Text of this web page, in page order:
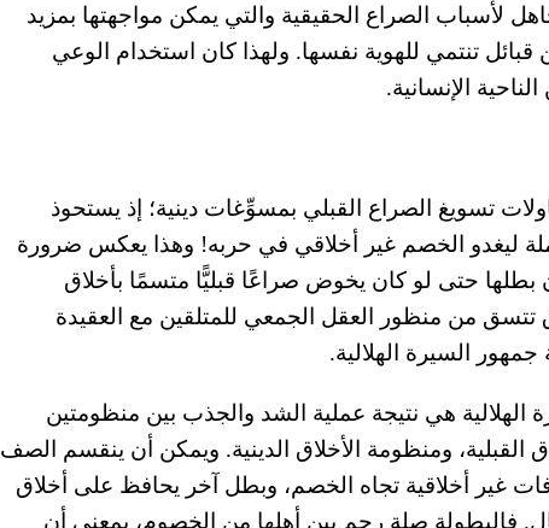
لأسباب الصراع الحقيقية والتي يمكن مواجهتها بمزيد
تنتمي للهوية نفسها. ولهذا كان استخدام الوعي
الإنسانية.
تسويغ الصراع القبلي بمسوِّغات دينية؛ إذ يستحوذ
ليغدو الخصم غير أخلاقي في حربه! وهذا يعكس ضرورة
حتى لو كان يخوض صراعًا قبليًّا متسمًا بأخلاق
من منظور العقل الجمعي للمتلقين مع العقيدة
جمهور السيرة الهلالية.
الهلالية هي نتيجة عملية الشد والجذب بين منظومتين
القبلية، ومنظومة الأخلاق الدينية. ويمكن أن ينقسم الصف
غير أخلاقية تجاه الخصم، وبطل آخر يحافظ على أخلاق
فالبطولة صلة رحم بين أهلها من الخصوم، بمعنى أن